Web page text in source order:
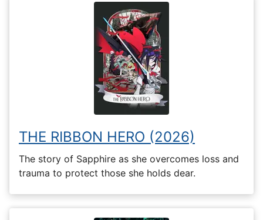
THE RIBBON HERO (2026)
The story of Sapphire as she overcomes loss and
trauma to protect those she holds dear.